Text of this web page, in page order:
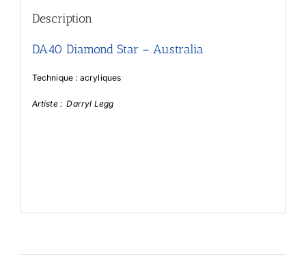
Description
DA40 Diamond Star – Australia
Technique : acryliques
Artiste : Darryl Legg